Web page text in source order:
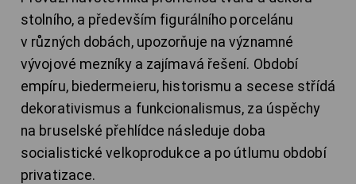
stolního, a především figurálního porcelánu
v různých dobách, upozorňuje na významné
vývojové mezníky a zajímavá řešení. Období
empíru, biedermeieru, historismu a secese střídá
dekorativismus a funkcionalismus, za úspěchy
na bruselské přehlídce následuje doba
socialistické velkoprodukce a po útlumu období
privatizace.